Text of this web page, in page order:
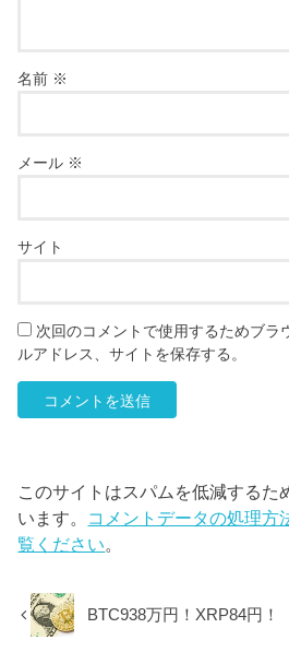
名前 ※
メール ※
サイト
次回のコメントで使用するためブラ
ルアドレス、サイトを保存する。
このサイトはスパムを低減するた
います。 コメントデータの処理方
覧ください。
BTC938万円！XRP84円！